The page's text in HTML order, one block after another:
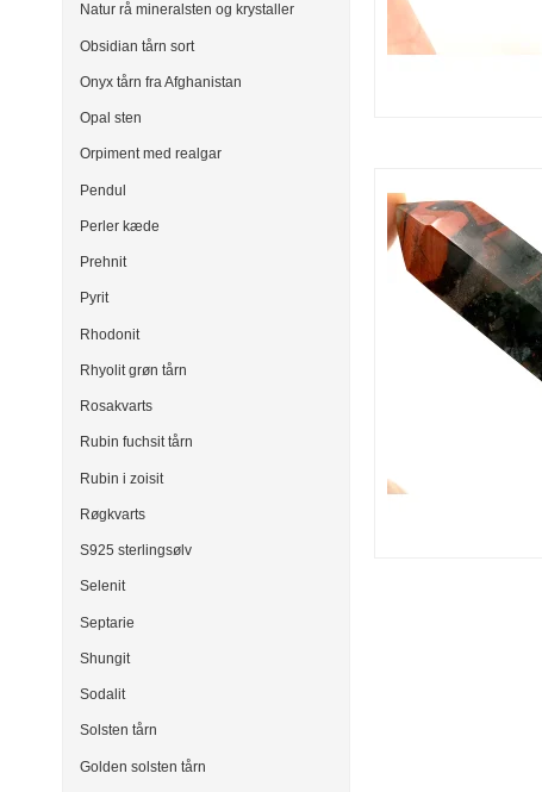
Natur rå mineralsten og krystaller
Obsidian tårn sort
Onyx tårn fra Afghanistan
Opal sten
Orpiment med realgar
Pendul
Perler kæde
Prehnit
Pyrit
Rhodonit
Rhyolit grøn tårn
Rosakvarts
Rubin fuchsit tårn
Rubin i zoisit
Røgkvarts
S925 sterlingsølv
Selenit
Septarie
Shungit
Sodalit
Solsten tårn
Golden solsten tårn